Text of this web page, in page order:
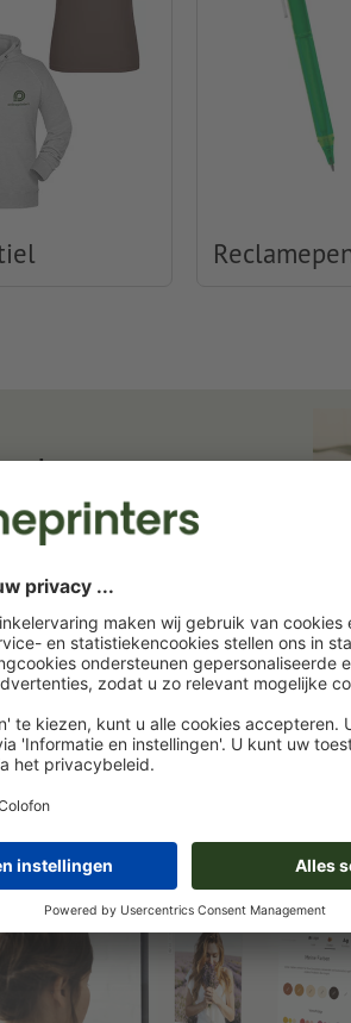
bespaar
u op de hoogte van
u nu en profiteer